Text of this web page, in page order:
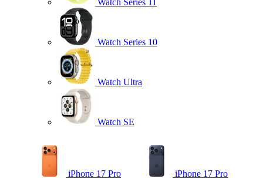
Watch Series 11
Watch Series 10
Watch Ultra
Watch SE
iPhone 17 Pro
iPhone 17 Pro